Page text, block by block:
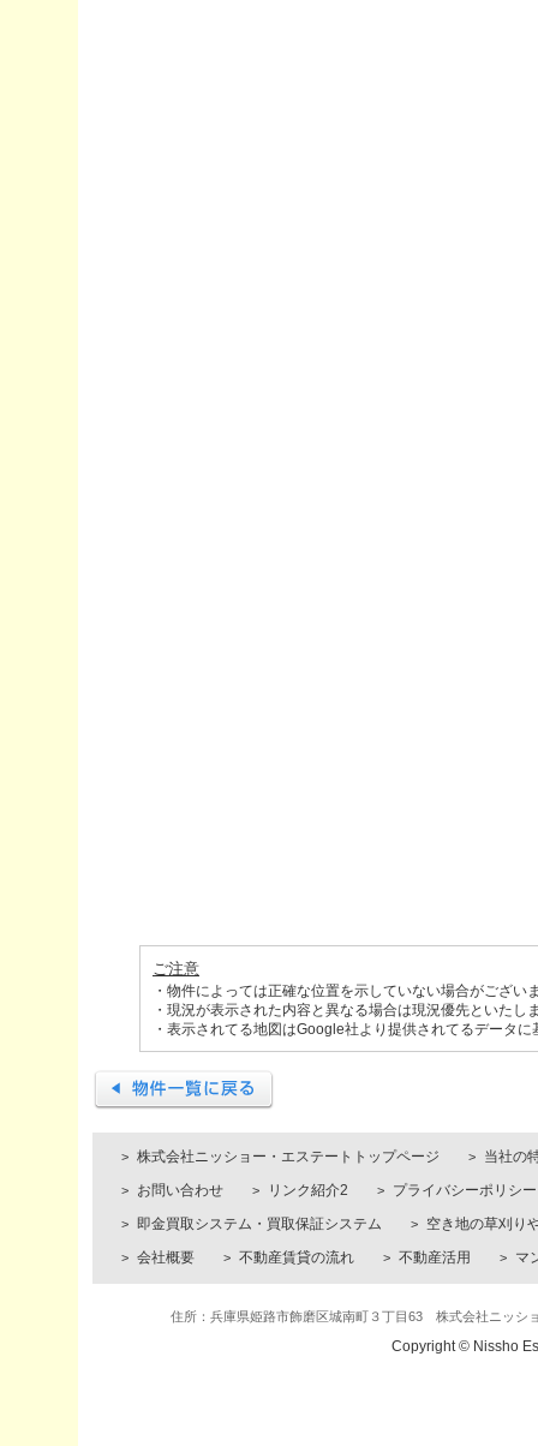
ご注意
・物件によっては正確な位置を示していない場合がござい
・現況が表示された内容と異なる場合は現況優先といたし
・表示されてる地図はGoogle社より提供されてるデータ
株式会社ニッショー・エステートトップページ
当社の
お問い合わせ
リンク紹介2
プライバシーポリシー
即金買取システム・買取保証システム
空き地の草刈り
会社概要
不動産賃貸の流れ 不動産活用 マ
住所：兵庫県姫路市飾磨区城南町３丁目63 株式会社ニッ
Copyright © Nissho